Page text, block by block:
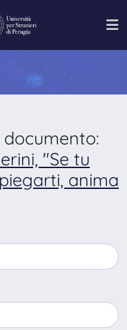
documento:
"Se tu
anima